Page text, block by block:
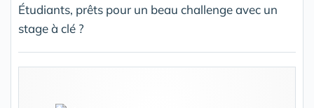
Étudiants, prêts pour un beau challenge avec un
stage à clé ?